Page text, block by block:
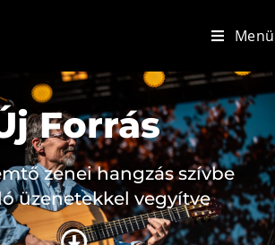
Menü
Forrás
zenei hangzás szívbe
üzenetekkel vegyítve